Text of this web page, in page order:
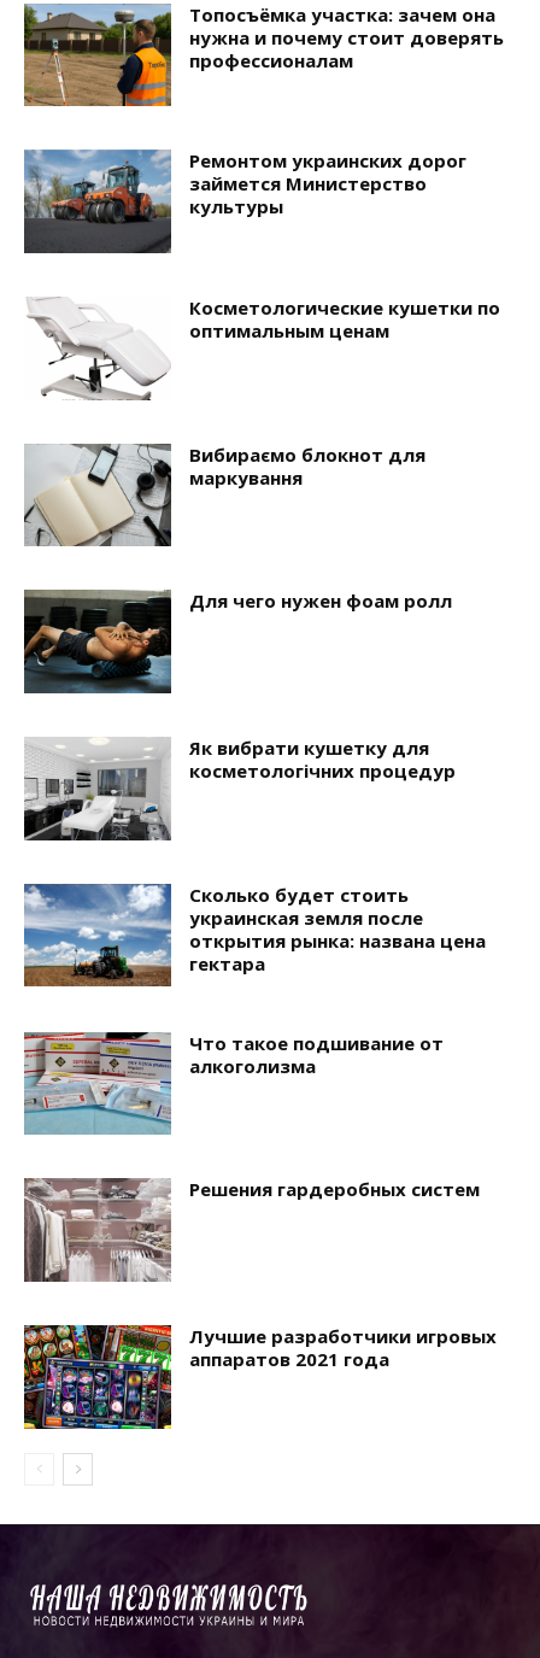
Топосъёмка участка: зачем она
нужна и почему стоит доверять
профессионалам
Ремонтом украинских дорог
займется Министерство
культуры
Косметологические кушетки по
оптимальным ценам
Вибираємо блокнот для
маркування
Для чего нужен фоам ролл
Як вибрати кушетку для
косметологічних процедур
Сколько будет стоить
украинская земля после
открытия рынка: названа цена
гектара
Что такое подшивание от
алкоголизма
Решения гардеробных систем
Лучшие разработчики игровых
аппаратов 2021 года